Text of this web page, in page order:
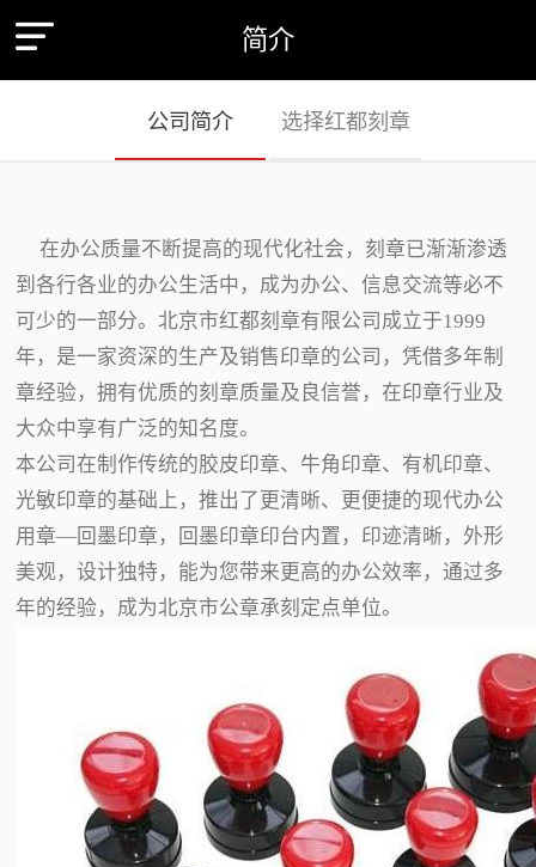
简介
公司简介 选择红都刻章
在办公质量不断提高的现代化社会，刻章已渐渐渗透
到各行各业的办公生活中，成为办公、信息交流等必不
可少的一部分。北京市红都刻章有限公司成立于1999
年，是一家资深的生产及销售印章的公司，凭借多年制
章经验，拥有优质的刻章质量及良信誉，在印章行业及
大众中享有广泛的知名度。
本公司在制作传统的胶皮印章、牛角印章、有机印章、
光敏印章的基础上，推出了更清晰、更便捷的现代办公
用章—回墨印章，回墨印章印台内置，印迹清晰，外形
美观，设计独特，能为您带来更高的办公效率，通过多
年的经验，成为北京市公章承刻定点单位。